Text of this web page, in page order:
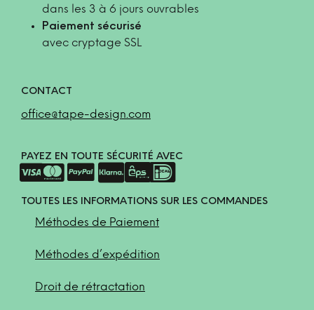
dans les 3 à 6 jours ouvrables
Paiement sécurisé
avec cryptage SSL
CONTACT
office@tape-design.com
PAYEZ EN TOUTE SÉCURITÉ AVEC
TOUTES LES INFORMATIONS SUR LES COMMANDES
Méthodes de Paiement
Méthodes d’expédition
Droit de rétractation